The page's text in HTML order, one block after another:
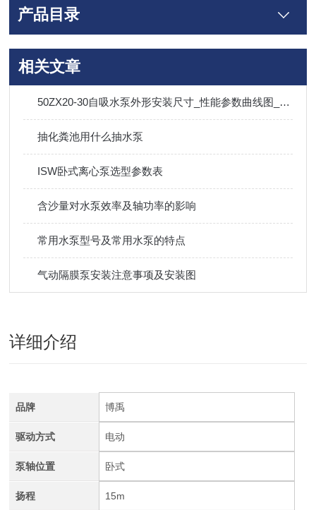
产品目录
相关文章
50ZX20-30自吸水泵外形安装尺寸_性能参数曲线图_价格
抽化粪池用什么抽水泵
ISW卧式离心泵选型参数表
含沙量对水泵效率及轴功率的影响
常用水泵型号及常用水泵的特点
气动隔膜泵安装注意事项及安装图
详细介绍
品牌 博禹
驱动方式 电动
泵轴位置 卧式
扬程 15m